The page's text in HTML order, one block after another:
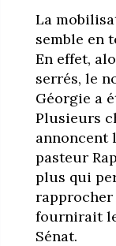
La
semble en
En effet,
serrés, le
Géorgie a
Plusieurs
annoncent
pasteur
plus qui
rapprocher
fournirait
Sénat.